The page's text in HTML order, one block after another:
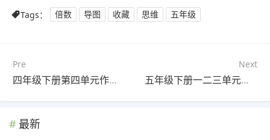
Tags： 倍数 导图 收藏 思维 五年级
Pre
四年级下册第四单元作文思维导图(5张高清晰可打印)
Next
五年级下册一二三单元思维导图(3个附下载)
最新